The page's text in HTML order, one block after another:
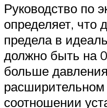
Руководство по
определяет, что
предела в
должно быть на
больше
расширительном
соотношении